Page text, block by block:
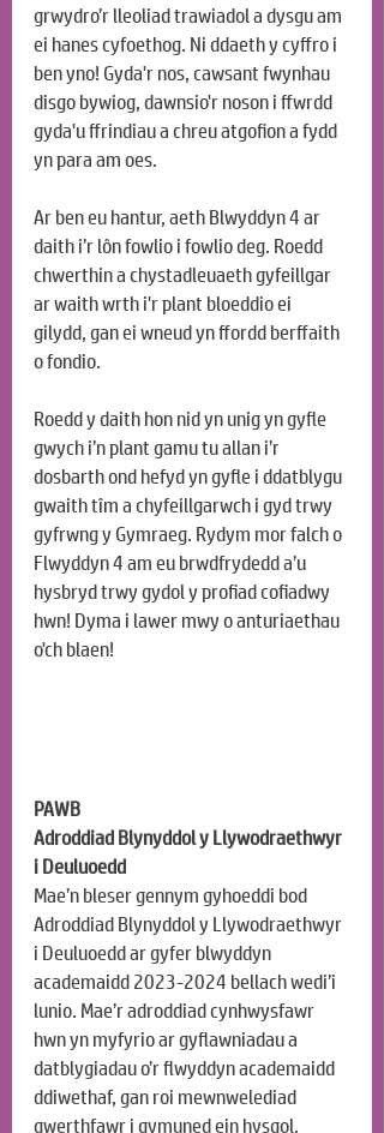
grwydro’r lleoliad trawiadol a dysgu am
ei hanes cyfoethog. Ni ddaeth y cyffro i
ben yno! Gyda'r nos, cawsant fwynhau
disgo bywiog, dawnsio'r noson i ffwrdd
gyda'u ffrindiau a chreu atgofion a fydd
yn para am oes.
Ar ben eu hantur, aeth Blwyddyn 4 ar
daith i’r lôn fowlio i fowlio deg. Roedd
chwerthin a chystadleuaeth gyfeillgar
ar waith wrth i'r plant bloeddio ei
gilydd, gan ei wneud yn ffordd berffaith
o fondio.
Roedd y daith hon nid yn unig yn gyfle
gwych i’n plant gamu tu allan i’r
dosbarth ond hefyd yn gyfle i ddatblygu
gwaith tîm a chyfeillgarwch i gyd trwy
gyfrwng y Gymraeg. Rydym mor falch o
Flwyddyn 4 am eu brwdfrydedd a’u
hysbryd trwy gydol y profiad cofiadwy
hwn! Dyma i lawer mwy o anturiaethau
o'ch blaen!
PAWB
Adroddiad Blynyddol y Llywodraethwyr
i Deuluoedd
Mae’n bleser gennym gyhoeddi bod
Adroddiad Blynyddol y Llywodraethwyr
i Deuluoedd ar gyfer blwyddyn
academaidd 2023-2024 bellach wedi’i
lunio. Mae’r adroddiad cynhwysfawr
hwn yn myfyrio ar gyflawniadau a
datblygiadau o’r flwyddyn academaidd
ddiwethaf, gan roi mewnwelediad
gwerthfawr i gymuned ein hysgol.